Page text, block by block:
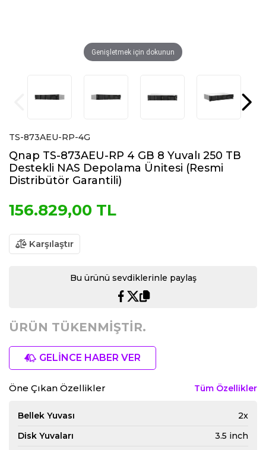
Genişletmek için dokunun
TS-873AEU-RP-4G
Qnap TS-873AEU-RP 4 GB 8 Yuvalı 250 TB
Destekli NAS Depolama Ünitesi (Resmi
Distribütör Garantili)
156.829,00 TL
Karşılaştır
Bu ürünü sevdiklerinle paylaş
ÜRÜN TÜKENMİŞTİR.
GELİNCE HABER VER
Öne Çıkan Özellikler Tüm Özellikler
Bellek Yuvası
2x
Disk Yuvaları
3.5 inch